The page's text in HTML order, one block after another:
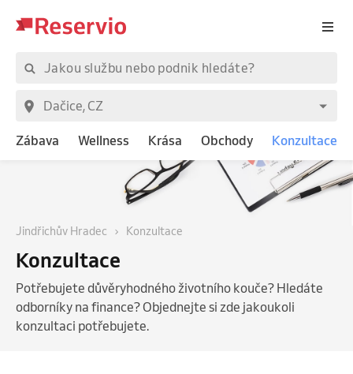
Zábava Wellness Krása Obchody Konzultace
Jindřichův Hradec Konzultace
Konzultace
Potřebujete důvěryhodného životního kouče? Hledáte
odborníky na finance? Objednejte si zde jakoukoli
konzultaci potřebujete.